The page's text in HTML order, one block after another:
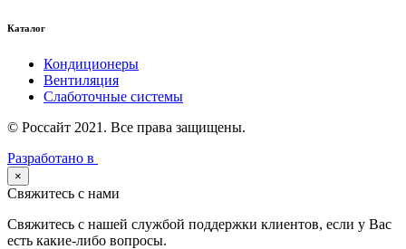
Каталог
Кондиционеры
Вентиляция
Слаботочные системы
© Россайт 2021. Все права защищены.
Разработано в
×
Свяжитесь с нами
Свяжитесь с нашей службой поддержки клиентов, если у Вас
есть какие-либо вопросы.